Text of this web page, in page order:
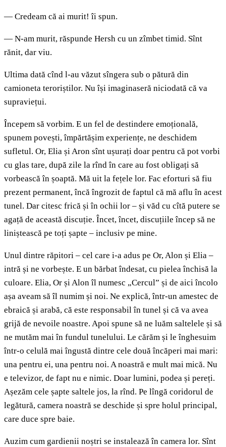
— Credeam că ai murit! îi spun.
— N-am murit, răspunde Hersh cu un zîmbet timid. Sînt
rănit, dar viu.
Ultima dată cînd l-au văzut sîngera sub o pătură din
camioneta teroriștilor. Nu își imaginaseră niciodată că va
supraviețui.
Începem să vorbim. E un fel de destindere emoțională,
spunem povești, împărtășim experiențe, ne deschidem
sufletul. Or, Elia și Aron sînt ușurați doar pentru că pot vorbi
cu glas tare, după zile la rînd în care au fost obligați să
vorbească în șoaptă. Mă uit la fețele lor. Fac eforturi să fiu
prezent permanent, încă îngrozit de faptul că mă aflu în acest
tunel. Dar citesc frică și în ochii lor – și văd cu cîtă putere se
agață de această discuție. Încet, încet, discuțiile încep să ne
liniștească pe toți șapte – inclusiv pe mine.
Unul dintre răpitori – cel care i-a adus pe Or, Alon și Elia –
intră și ne vorbește. E un bărbat îndesat, cu pielea închisă la
culoare. Elia, Or și Alon îl numesc „Cercul” și de aici încolo
așa aveam să îl numim și noi. Ne explică, într-un amestec de
ebraică și arabă, că este responsabil în tunel și că va avea
grijă de nevoile noastre. Apoi spune să ne luăm saltelele și să
ne mutăm mai în fundul tunelului. Le cărăm și le înghesuim
într-o celulă mai îngustă dintre cele două încăperi mai mari:
una pentru ei, una pentru noi. A noastră e mult mai mică. Nu
e televizor, de fapt nu e nimic. Doar lumini, podea și pereți.
Așezăm cele șapte saltele jos, la rînd. Pe lîngă coridorul de
legătură, camera noastră se deschide și spre holul principal,
care duce spre baie.
Auzim cum gardienii noștri se instalează în camera lor. Sînt